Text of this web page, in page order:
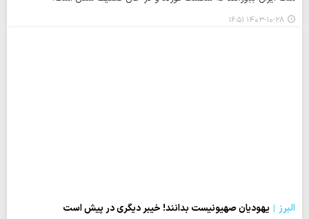
۱۴۰۳-۱۰-۲۸ ۱۶:۵۱
البرز
یهودیان صهیونیست بدانند! خیبر دیگری در پیش است